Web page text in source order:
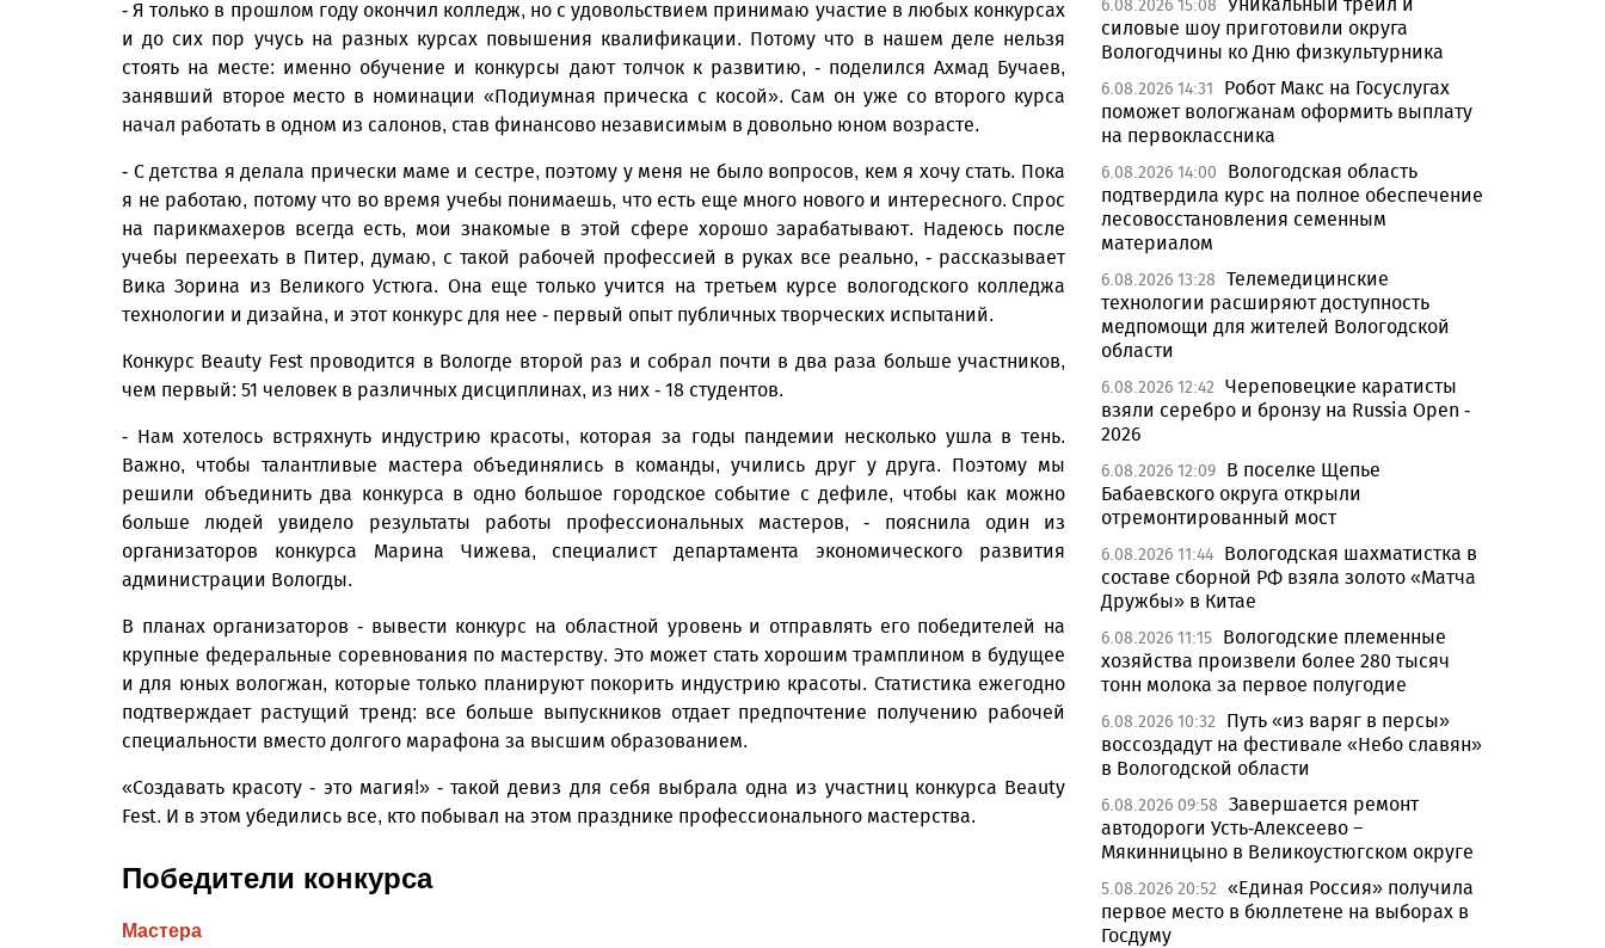
- Я только в прошлом году окончил колледж, но с удовольствием принимаю участие в любых конкурсах
и до сих пор учусь на разных курсах повышения квалификации. Потому что в нашем деле нельзя
стоять на месте: именно обучение и конкурсы дают толчок к развитию, - поделился Ахмад Бучаев,
занявший второе место в номинации «Подиумная прическа с косой». Сам он уже со второго курса
начал работать в одном из салонов, став финансово независимым в довольно юном возрасте.
- С детства я делала прически маме и сестре, поэтому у меня не было вопросов, кем я хочу стать. Пока
я не работаю, потому что во время учебы понимаешь, что есть еще много нового и интересного. Спрос
на парикмахеров всегда есть, мои знакомые в этой сфере хорошо зарабатывают. Надеюсь после
учебы переехать в Питер, думаю, с такой рабочей профессией в руках все реально, - рассказывает
Вика Зорина из Великого Устюга. Она еще только учится на третьем курсе вологодского колледжа
технологии и дизайна, и этот конкурс для нее - первый опыт публичных творческих испытаний.
Конкурс Beauty Fest проводится в Вологде второй раз и собрал почти в два раза больше участников,
чем первый: 51 человек в различных дисциплинах, из них - 18 студентов.
- Нам хотелось встряхнуть индустрию красоты, которая за годы пандемии несколько ушла в тень.
Важно, чтобы талантливые мастера объединялись в команды, учились друг у друга. Поэтому мы
решили объединить два конкурса в одно большое городское событие с дефиле, чтобы как можно
больше людей увидело результаты работы профессиональных мастеров, - пояснила один из
организаторов конкурса Марина Чижева, специалист департамента экономического развития
администрации Вологды.
В планах организаторов - вывести конкурс на областной уровень и отправлять его победителей на
крупные федеральные соревнования по мастерству. Это может стать хорошим трамплином в будущее
и для юных вологжан, которые только планируют покорить индустрию красоты. Статистика ежегодно
подтверждает растущий тренд: все больше выпускников отдает предпочтение получению рабочей
специальности вместо долгого марафона за высшим образованием.
«Создавать красоту - это магия!» - такой девиз для себя выбрала одна из участниц конкурса Beauty
Fest. И в этом убедились все, кто побывал на этом празднике профессионального мастерства.
Победители конкурса
Мастера
6.08.2026 15:08
силовые шоу приготовили округа
Вологодчины ко Дню физкультурника
6.08.2026 14:31
Робот Макс на Госуслугах
поможет вологжанам оформить выплату
на первоклассника
6.08.2026 14:00
Вологодская область
подтвердила курс на полное обеспечение
лесовосстановления семенным
материалом
6.08.2026 13:28 Телемедицинские
технологии расширяют доступность
медпомощи для жителей Вологодской
области
6.08.2026 12:42 Череповецкие каратисты
взяли серебро и бронзу на Russia Open -
2026
6.08.2026 12:09 В поселке Щепье
Бабаевского округа открыли
отремонтированный мост
6.08.2026 11:44 Вологодская шахматистка в
составе сборной РФ взяла золото «Матча
Дружбы» в Китае
6.08.2026 11:15 Вологодские племенные
хозяйства произвели более 280 тысяч
тонн молока за первое полугодие
6.08.2026 10:32
Путь «из варяг в персы»
воссоздадут на фестивале «Небо славян»
в Вологодской области
6.08.2026 09:58 Завершается ремонт
автодороги Усть-Алексеево –
Мякинницыно в Великоустюгском округе
5.08.2026 20:52 «Единая Россия» получила
первое место в бюллетене на выборах в
Госдуму